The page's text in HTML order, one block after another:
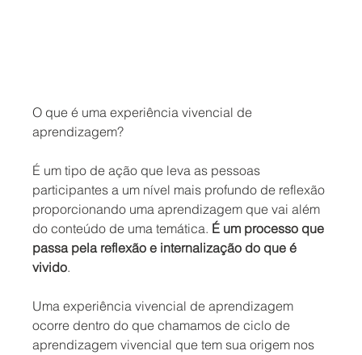
O que é uma experiência vivencial de
aprendizagem?
É um tipo de ação que leva as pessoas
participantes a um nível mais profundo de reflexão
proporcionando uma aprendizagem que vai além
do conteúdo de uma temática. É um processo que
passa pela reflexão e internalização do que é
vivido.
Uma experiência vivencial de aprendizagem
ocorre dentro do que chamamos de ciclo de
aprendizagem vivencial que tem sua origem nos